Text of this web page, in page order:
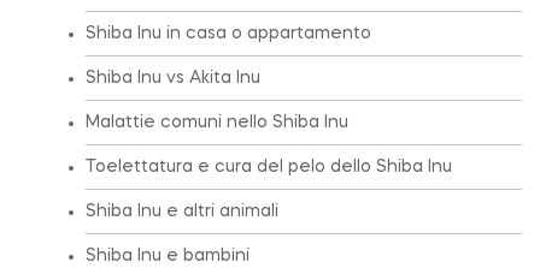
Shiba Inu in casa o appartamento
Shiba Inu vs Akita Inu
Malattie comuni nello Shiba Inu
Toelettatura e cura del pelo dello Shiba Inu
Shiba Inu e altri animali
Shiba Inu e bambini